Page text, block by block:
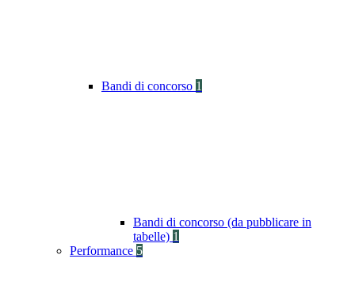
Bandi di concorso 1
Bandi di concorso (da pubblicare in
tabelle) 1
Performance 5